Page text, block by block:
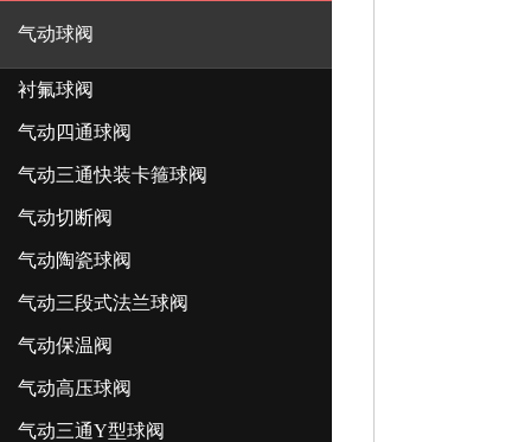
气动球阀
衬氟球阀
气动四通球阀
气动三通快装卡箍球阀
气动切断阀
气动陶瓷球阀
气动三段式法兰球阀
气动保温阀
气动高压球阀
气动三通Y型球阀